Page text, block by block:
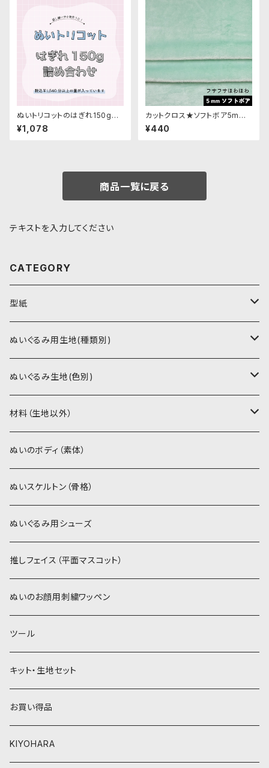
ぬいトリコットのはぎれ150g詰
め合わせ
¥1,078
カットクロス★ソフトボア5mm
(ミント)LB011 ボア生地 50cm
× 45cm
¥440
商品一覧に戻る
テキストを入力してください
CATEGORY
型紙
書籍（紙の本）
PDFデータ（ダウンロード）
ぬいぐるみ用生地(種類別)
ソフトボア（短毛）
ソフトボア（5mm）
ぬいトリコット
スキンカラー生地
カーリーベルボア
パウダーボア（4mm）
ウィッグボア（8cm）
ぬいぐるみ生地(色別)
ソフトボア
スキンカラー系
白系
黄色・クリーム系
ベージュ・ブラウン系
ぬいトリコット
スキンカラー系
白系
黄色・クリーム系
ベージュ・ブラウン系
材料（生地以外）
アイロン接着シート
ステッチカラー
ミニワッペン
リボン
ぬいのボディ（素体）
ぬいスケルトン（骨格）
ぬいぐるみ用シューズ
推しフェイス（平面マスコット）
ぬいのお顔用刺繍ワッペン
ツール
キット・生地セット
お買い得品
KIYOHARA